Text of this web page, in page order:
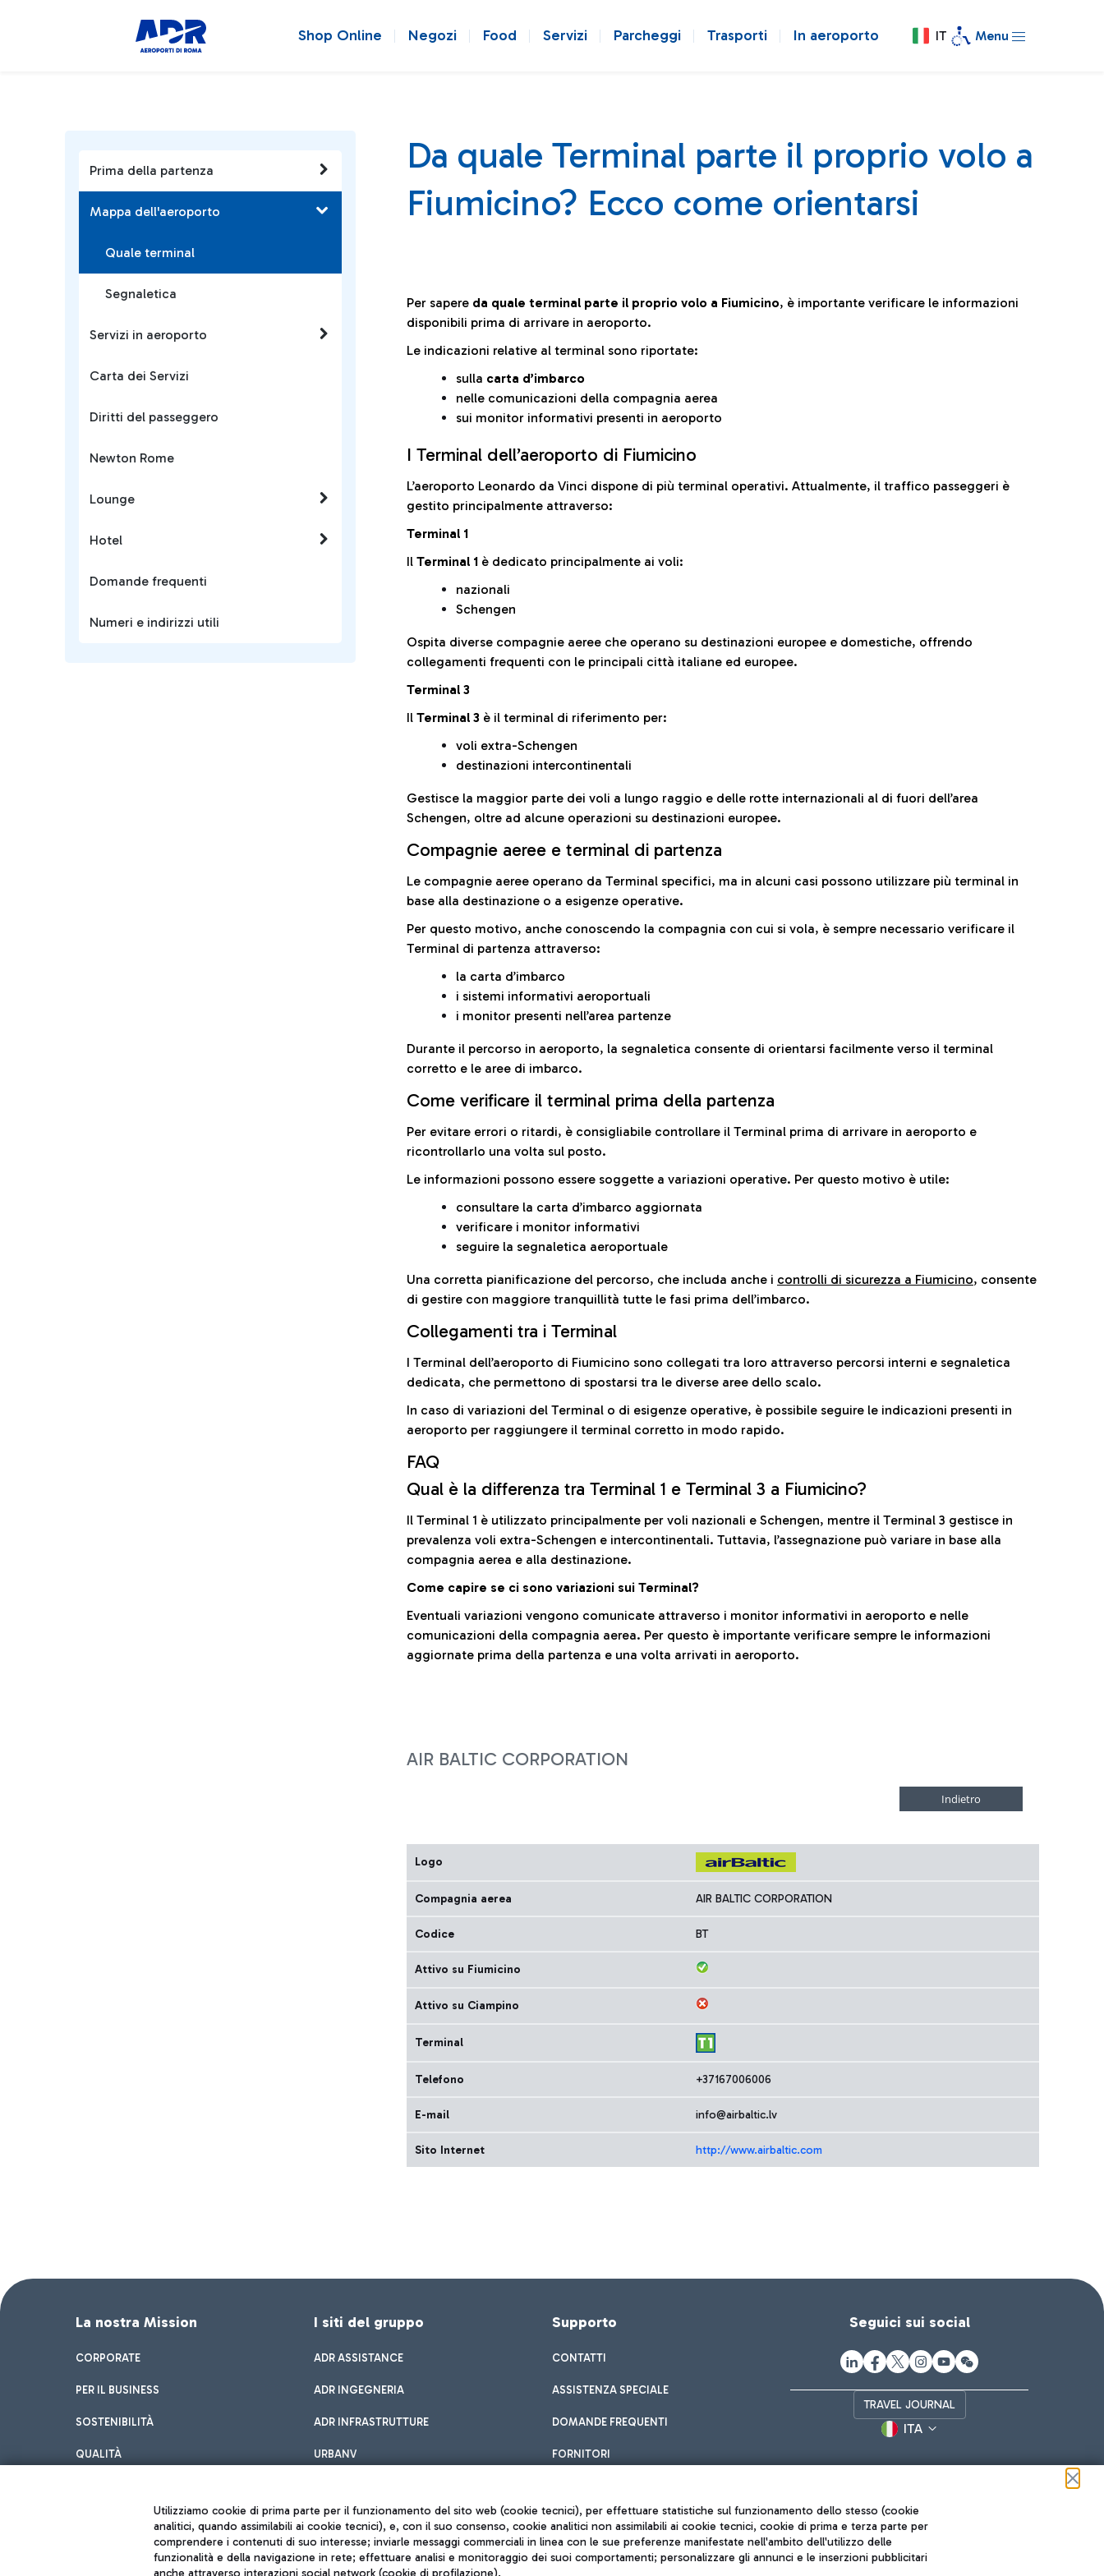
Shop Online Negozi Food Servizi Parcheggi Trasporti In aeroporto IT Menu
Prima della partenza
Mappa dell'aeroporto
Quale terminal
Segnaletica
Servizi in aeroporto
Carta dei Servizi
Diritti del passeggero
Newton Rome
Lounge
Hotel
Domande frequenti
Numeri e indirizzi utili
Da quale Terminal parte il proprio volo a
Fiumicino? Ecco come orientarsi
Per sapere da quale terminal parte il proprio volo a Fiumicino, è importante verificare le informazioni
disponibili prima di arrivare in aeroporto.
Le indicazioni relative al terminal sono riportate:
sulla carta d’imbarco
nelle comunicazioni della compagnia aerea
sui monitor informativi presenti in aeroporto
I Terminal dell’aeroporto di Fiumicino
L’aeroporto Leonardo da Vinci dispone di più terminal operativi. Attualmente, il traffico passeggeri è
gestito principalmente attraverso:
Terminal 1
Il Terminal 1 è dedicato principalmente ai voli:
nazionali
Schengen
Ospita diverse compagnie aeree che operano su destinazioni europee e domestiche, offrendo
collegamenti frequenti con le principali città italiane ed europee.
Terminal 3
Il Terminal 3 è il terminal di riferimento per:
voli extra-Schengen
destinazioni intercontinentali
Gestisce la maggior parte dei voli a lungo raggio e delle rotte internazionali al di fuori dell’area
Schengen, oltre ad alcune operazioni su destinazioni europee.
Compagnie aeree e terminal di partenza
Le compagnie aeree operano da Terminal specifici, ma in alcuni casi possono utilizzare più terminal in
base alla destinazione o a esigenze operative.
Per questo motivo, anche conoscendo la compagnia con cui si vola, è sempre necessario verificare il
Terminal di partenza attraverso:
la carta d’imbarco
i sistemi informativi aeroportuali
i monitor presenti nell’area partenze
Durante il percorso in aeroporto, la segnaletica consente di orientarsi facilmente verso il terminal
corretto e le aree di imbarco.
Come verificare il terminal prima della partenza
Per evitare errori o ritardi, è consigliabile controllare il Terminal prima di arrivare in aeroporto e
ricontrollarlo una volta sul posto.
Le informazioni possono essere soggette a variazioni operative. Per questo motivo è utile:
consultare la carta d’imbarco aggiornata
verificare i monitor informativi
seguire la segnaletica aeroportuale
Una corretta pianificazione del percorso, che includa anche i controlli di sicurezza a Fiumicino, consente
di gestire con maggiore tranquillità tutte le fasi prima dell’imbarco.
Collegamenti tra i Terminal
I Terminal dell’aeroporto di Fiumicino sono collegati tra loro attraverso percorsi interni e segnaletica
dedicata, che permettono di spostarsi tra le diverse aree dello scalo.
In caso di variazioni del Terminal o di esigenze operative, è possibile seguire le indicazioni presenti in
aeroporto per raggiungere il terminal corretto in modo rapido.
FAQ
Qual è la differenza tra Terminal 1 e Terminal 3 a Fiumicino?
Il Terminal 1 è utilizzato principalmente per voli nazionali e Schengen, mentre il Terminal 3 gestisce in
prevalenza voli extra-Schengen e intercontinentali. Tuttavia, l’assegnazione può variare in base alla
compagnia aerea e alla destinazione.
Come capire se ci sono variazioni sui Terminal?
Eventuali variazioni vengono comunicate attraverso i monitor informativi in aeroporto e nelle
comunicazioni della compagnia aerea. Per questo è importante verificare sempre le informazioni
aggiornate prima della partenza e una volta arrivati in aeroporto.
AIR BALTIC CORPORATION
Logo
Compagnia aerea AIR BALTIC CORPORATION
Codice BT
Attivo su Fiumicino
Attivo su Ciampino
Terminal
Telefono +37167006006
E-mail info@airbaltic.lv
Sito Internet http://www.airbaltic.com
La nostra Mission
CORPORATE
PER IL BUSINESS
SOSTENIBILITÀ
QUALITÀ
I siti del gruppo
ADR ASSISTANCE
ADR INGEGNERIA
ADR INFRASTRUTTURE
URBANV
Supporto
CONTATTI
ASSISTENZA SPECIALE
DOMANDE FREQUENTI
FORNITORI
Seguici sui social
TRAVEL JOURNAL
ITA
Utilizziamo cookie di prima parte per il funzionamento del sito web (cookie tecnici), per effettuare statistiche sul funzionamento dello stesso (cookie
analitici, quando assimilabili ai cookie tecnici), e, con il suo consenso, cookie analitici non assimilabili ai cookie tecnici, cookie di prima e terza parte per
comprendere i contenuti di suo interesse; inviarle messaggi commerciali in linea con le sue preferenze manifestate nell'ambito dell'utilizzo delle
funzionalità e della navigazione in rete; effettuare analisi e monitoraggio dei suoi comportamenti; personalizzare gli annunci e le inserzioni pubblicitari
anche attraverso interazioni social network (cookie di profilazione).